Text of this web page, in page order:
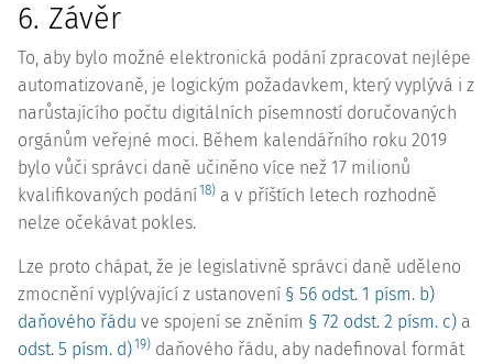
6. Závěr
To, aby bylo možné elektronická podání zpracovat nejlépe
automatizovaně, je logickým požadavkem, který vyplývá i z
narůstajícího počtu digitálních písemností doručovaných
orgánům veřejné moci. Během kalendářního roku 2019
bylo vůči správci daně učiněno více než 17 milionů
kvalifikovaných podání18) a v příštích letech rozhodně
nelze očekávat pokles.
Lze proto chápat, že je legislativně správci daně uděleno
zmocnění vyplývající z ustanovení § 56 odst. 1 písm. b)
daňového řádu ve spojení se zněním § 72 odst. 2 písm. c) a
odst. 5 písm. d)19) daňového řádu, aby nadefinoval formát